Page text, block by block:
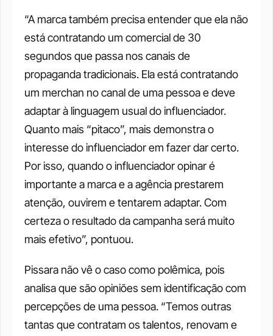
“A marca também precisa entender que ela não
está contratando um comercial de 30
segundos que passa nos canais de
propaganda tradicionais. Ela está contratando
um merchan no canal de uma pessoa e deve
adaptar à linguagem usual do influenciador.
Quanto mais “pitaco”, mais demonstra o
interesse do influenciador em fazer dar certo.
Por isso, quando o influenciador opinar é
importante a marca e a agência prestarem
atenção, ouvirem e tentarem adaptar. Com
certeza o resultado da campanha será muito
mais efetivo”, pontuou.
Pissara não vê o caso como polêmica, pois
analisa que são opiniões sem identificação com
percepções de uma pessoa. “Temos outras
tantas que contratam os talentos, renovam e